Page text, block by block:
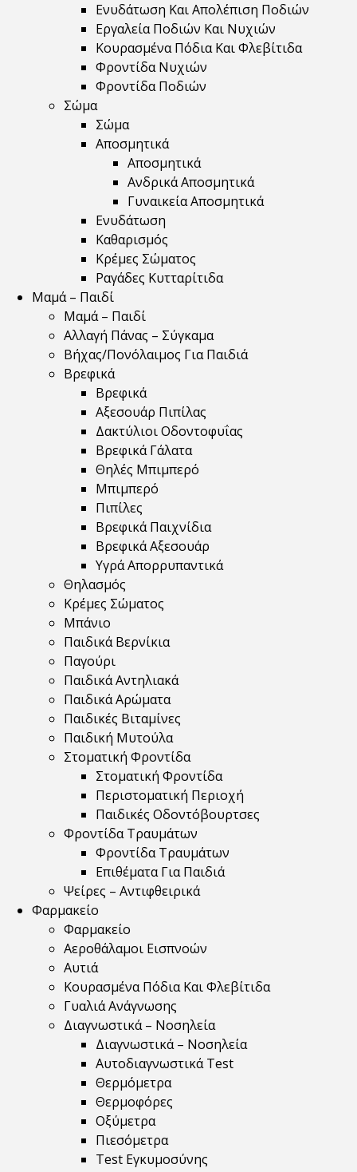
Ενυδάτωση Και Απολέπιση Ποδιών
Εργαλεία Ποδιών Και Νυχιών
Κουρασμένα Πόδια Και Φλεβίτιδα
Φροντίδα Νυχιών
Φροντίδα Ποδιών
Σώμα
Σώμα
Αποσμητικά
Αποσμητικά
Ανδρικά Αποσμητικά
Γυναικεία Αποσμητικά
Ενυδάτωση
Καθαρισμός
Κρέμες Σώματος
Ραγάδες Κυτταρίτιδα
Μαμά – Παιδί
Μαμά – Παιδί
Αλλαγή Πάνας – Σύγκαμα
Βήχας/Πονόλαιμος Για Παιδιά
Βρεφικά
Βρεφικά
Αξεσουάρ Πιπίλας
Δακτύλιοι Οδοντοφυΐας
Βρεφικά Γάλατα
Θηλές Μπιμπερό
Μπιμπερό
Πιπίλες
Βρεφικά Παιχνίδια
Βρεφικά Αξεσουάρ
Υγρά Απορρυπαντικά
Θηλασμός
Κρέμες Σώματος
Μπάνιο
Παιδικά Βερνίκια
Παγούρι
Παιδικά Αντηλιακά
Παιδικά Αρώματα
Παιδικές Βιταμίνες
Παιδική Μυτούλα
Στοματική Φροντίδα
Στοματική Φροντίδα
Περιστοματική Περιοχή
Παιδικές Οδοντόβουρτσες
Φροντίδα Τραυμάτων
Φροντίδα Τραυμάτων
Επιθέματα Για Παιδιά
Ψείρες – Αντιφθειρικά
Φαρμακείο
Φαρμακείο
Αεροθάλαμοι Εισπνοών
Αυτιά
Κουρασμένα Πόδια Και Φλεβίτιδα
Γυαλιά Ανάγνωσης
Διαγνωστικά – Νοσηλεία
Διαγνωστικά – Νοσηλεία
Αυτοδιαγνωστικά Test
Θερμόμετρα
Θερμοφόρες
Οξύμετρα
Πιεσόμετρα
Test Εγκυμοσύνης